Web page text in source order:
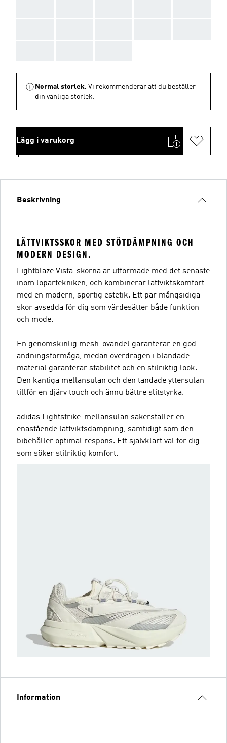
Normal storlek. Vi rekommenderar att du beställer
din vanliga storlek.
Lägg i varukorg
Beskrivning
LÄTTVIKTSSKOR MED STÖTDÄMPNING OCH
MODERN DESIGN.
Lightblaze Vista-skorna är utformade med det senaste
inom löpartekniken, och kombinerar lättviktskomfort
med en modern, sportig estetik. Ett par mångsidiga
skor avsedda för dig som värdesätter både funktion
och mode.
En genomskinlig mesh-ovandel garanterar en god
andningsförmåga, medan överdragen i blandade
material garanterar stabilitet och en stilriktig look.
Den kantiga mellansulan och den tandade yttersulan
tillför en djärv touch och ännu bättre slitstyrka.
adidas Lightstrike-mellansulan säkerställer en
enastående lättviktsdämpning, samtidigt som den
bibehåller optimal respons. Ett självklart val för dig
som söker stilriktig komfort.
Information